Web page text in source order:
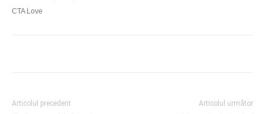
Articolul precedent Articolul următor